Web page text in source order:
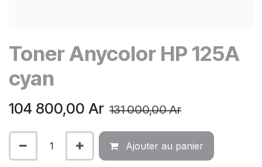
Toner Anycolor HP 125A
cyan
104 800,00 Ar 131 000,00Ar
Ajouter au panier